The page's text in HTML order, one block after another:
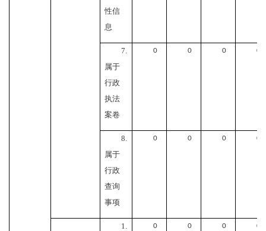
性信
息
7.
属于
行政
执法
案卷
0 0 0 0
8.
属于
行政
查询
事项
0 0 0 0
1.
0 0 0 0